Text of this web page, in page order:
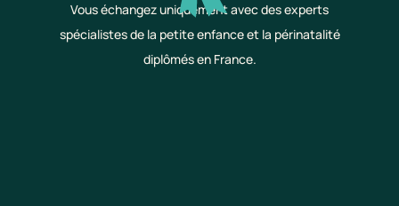
Vous échangez uniquement avec des experts
spécialistes de la petite enfance et la périnatalité
diplômés en France.